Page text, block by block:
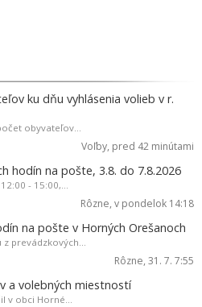
ku dňu vyhlásenia volieb v r.
obyvateľov...
Voľby, pred 42 minútami
hodín na pošte, 3.8. do 7.8.2026
- 15:00,...
Rôzne, v pondelok 14:18
na pošte v Horných Orešanoch
prevádzkových...
Rôzne, 31. 7. 7:55
a volebných miestností
v obci Horné...